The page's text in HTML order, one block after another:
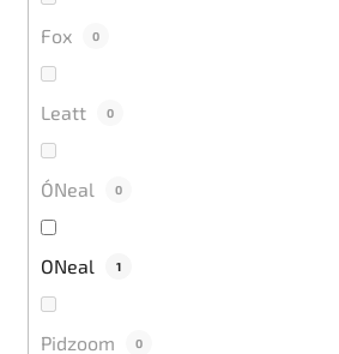
Fox 0
Leatt 0
O´Neal 0
ONeal 1
Pidzoom 0